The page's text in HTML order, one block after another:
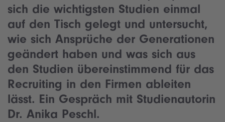
sich die wichtigsten Studien einmal
auf den Tisch gelegt und untersucht,
wie sich Ansprüche der Generationen
geändert haben und was sich aus
den Studien übereinstimmend für das
Recruiting in den Firmen ableiten
lässt. Ein Gespräch mit Studienautorin
Dr. Anika Peschl.